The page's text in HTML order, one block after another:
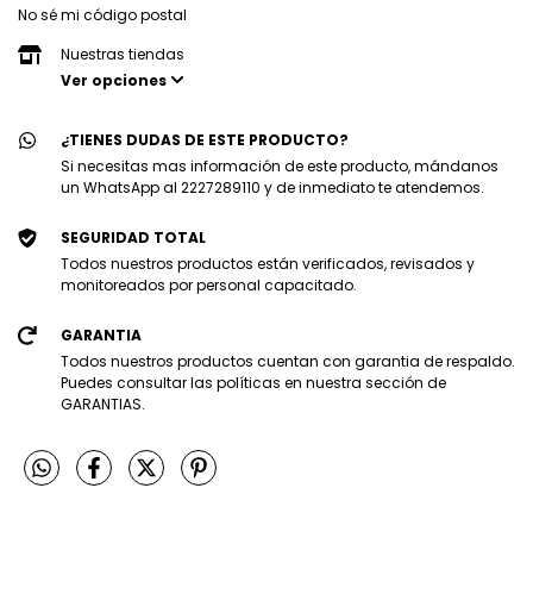
No sé mi código postal
Nuestras tiendas
Ver opciones
¿TIENES DUDAS DE ESTE PRODUCTO?
Si necesitas mas información de este producto, mándanos
un WhatsApp al 2227289110 y de inmediato te atendemos.
SEGURIDAD TOTAL
Todos nuestros productos están verificados, revisados y
monitoreados por personal capacitado.
GARANTIA
Todos nuestros productos cuentan con garantia de respaldo.
Puedes consultar las políticas en nuestra sección de
GARANTIAS.